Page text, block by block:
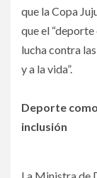
que la Copa
que el
lucha contra
y a la vida”.
Deporte
inclusión